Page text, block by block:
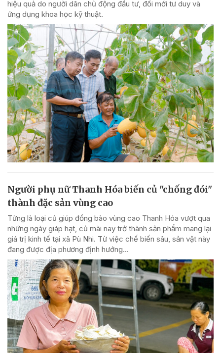
hiệu quả do người dân chủ động đầu tư, đổi mới tư duy và
ứng dụng khoa học kỹ thuật.
Người phụ nữ Thanh Hóa biến củ "chống đói"
thành đặc sản vùng cao
Từng là loại củ giúp đồng bào vùng cao Thanh Hóa vượt qua
những ngày giáp hạt, củ mài nay trở thành sản phẩm mang lại
giá trị kinh tế tại xã Pù Nhi. Từ việc chế biến sâu, sản vật này
đang được địa phương định hướng...